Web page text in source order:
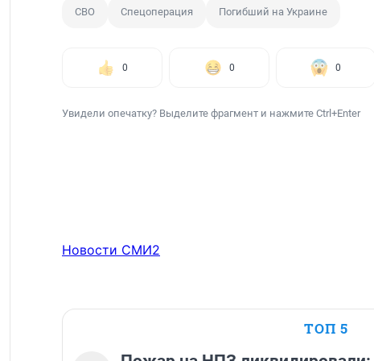
СВО Спецоперация Погибший на Украине
0 0 0
Увидели опечатку? Выделите фрагмент и нажмите Ctrl+Enter
Новости СМИ2
ТОП 5